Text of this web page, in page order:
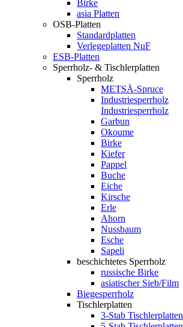
Birke
asia Platten
OSB-Platten
Standardplatten
Verlegeplatten NuF
ESB-Platten
Sperrholz- & Tischlerplatten
Sperrholz
METSÄ-Spruce
Industriesperrholz
Industriesperrholz
Garbun
Okoume
Birke
Kiefer
Pappel
Buche
Eiche
Kirsche
Erle
Ahorn
Nussbaum
Esche
Sapeli
beschichtetes Sperrholz
russische Birke
asiatischer Sieb/Film
Biegesperrholz
Tischlerplatten
3-Stab Tischlerplatten